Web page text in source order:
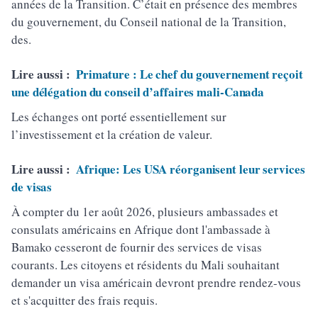
années de la Transition. C’était en présence des membres
du gouvernement, du Conseil national de la Transition,
des.
Lire aussi : Primature : Le chef du gouvernement reçoit
une délégation du conseil d’affaires mali-Canada
Les échanges ont porté essentiellement sur
l’investissement et la création de valeur.
Lire aussi : Afrique: Les USA réorganisent leur services
de visas
À compter du 1er août 2026, plusieurs ambassades et
consulats américains en Afrique dont l'ambassade à
Bamako cesseront de fournir des services de visas
courants. Les citoyens et résidents du Mali souhaitant
demander un visa américain devront prendre rendez-vous
et s'acquitter des frais requis.